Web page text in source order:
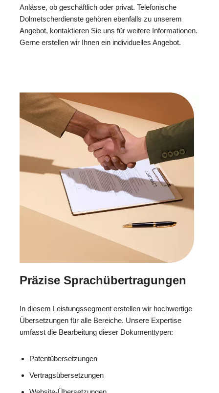
Anlässe, ob geschäftlich oder privat. Telefonische
Dolmetscherdienste gehören ebenfalls zu unserem
Angebot, kontaktieren Sie uns für weitere Informationen.
Gerne erstellen wir Ihnen ein individuelles Angebot.
Präzise Sprachübertragungen
In diesem Leistungssegment erstellen wir hochwertige
Übersetzungen für alle Bereiche. Unsere Expertise
umfasst die Bearbeitung dieser Dokumenttypen:
Patentübersetzungen
Vertragsübersetzungen